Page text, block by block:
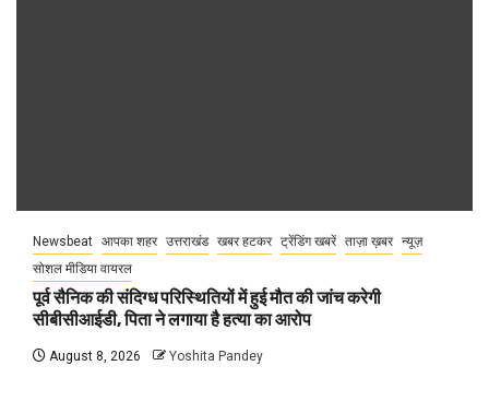
Newsbeat आपका शहर उत्तराखंड खबर हटकर ट्रेंडिंग खबरें ताज़ा ख़बर न्यूज़
सोशल मीडिया वायरल
पूर्व सैनिक की संदिग्ध परिस्थितियों में हुई मौत की जांच करेगी
सीबीसीआईडी, पिता ने लगाया है हत्या का आरोप
August 8, 2026 Yoshita Pandey